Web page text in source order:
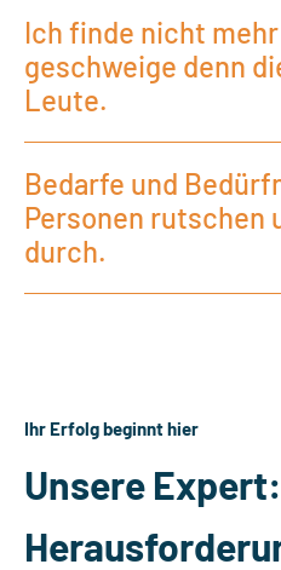
Ich finde nicht
geschweige denn
Leute.
Bedarfe und
Personen rutschen
durch.
Ihr Erfolg beginnt hier
Unsere